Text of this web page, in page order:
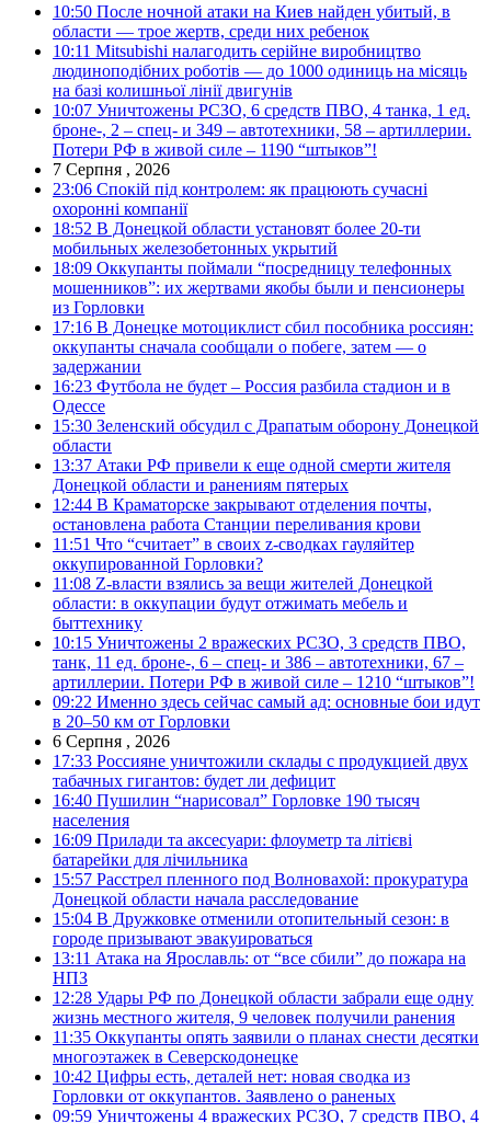
10:50 После ночной атаки на Киев найден убитый, в
области — трое жертв, среди них ребенок
10:11 Mitsubishi налагодить серійне виробництво
людиноподібних роботів — до 1000 одиниць на місяць
на базі колишньої лінії двигунів
10:07 Уничтожены РСЗО, 6 средств ПВО, 4 танка, 1 ед.
броне-, 2 – спец- и 349 – автотехники, 58 – артиллерии.
Потери РФ в живой силе – 1190 “штыков”!
7 Серпня , 2026
23:06 Спокій під контролем: як працюють сучасні
охоронні компанії
18:52 В Донецкой области установят более 20-ти
мобильных железобетонных укрытий
18:09 Оккупанты поймали “посредницу телефонных
мошенников”: их жертвами якобы были и пенсионеры
из Горловки
17:16 В Донецке мотоциклист сбил пособника россиян:
оккупанты сначала сообщали о побеге, затем — о
задержании
16:23 Футбола не будет – Россия разбила стадион и в
Одессе
15:30 Зеленский обсудил с Драпатым оборону Донецкой
области
13:37 Атаки РФ привели к еще одной смерти жителя
Донецкой области и ранениям пятерых
12:44 В Краматорске закрывают отделения почты,
остановлена работа Станции переливания крови
11:51 Что “считает” в своих z-сводках гауляйтер
оккупированной Горловки?
11:08 Z-власти взялись за вещи жителей Донецкой
области: в оккупации будут отжимать мебель и
быттехнику
10:15 Уничтожены 2 вражеских РСЗО, 3 средств ПВО,
танк, 11 ед. броне-, 6 – спец- и 386 – автотехники, 67 –
артиллерии. Потери РФ в живой силе – 1210 “штыков”!
09:22 Именно здесь сейчас самый ад: основные бои идут
в 20–50 км от Горловки
6 Серпня , 2026
17:33 Россияне уничтожили склады с продукцией двух
табачных гигантов: будет ли дефицит
16:40 Пушилин “нарисовал” Горловке 190 тысяч
населения
16:09 Прилади та аксесуари: флоуметр та літієві
батарейки для лічильника
15:57 Расстрел пленного под Волновахой: прокуратура
Донецкой области начала расследование
15:04 В Дружковке отменили отопительный сезон: в
городе призывают эвакуироваться
13:11 Атака на Ярославль: от “все сбили” до пожара на
НПЗ
12:28 Удары РФ по Донецкой области забрали еще одну
жизнь местного жителя, 9 человек получили ранения
11:35 Оккупанты опять заявили о планах снести десятки
многоэтажек в Северскодонецке
10:42 Цифры есть, деталей нет: новая сводка из
Горловки от оккупантов. Заявлено о раненых
09:59 Уничтожены 4 вражеских РСЗО, 7 средств ПВО, 4